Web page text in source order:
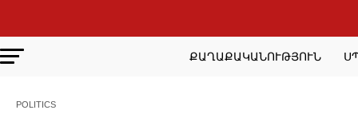
ՔԱՂԱՔԱԿԱՆՈՒԹՅՈՒՆ
POLITICS